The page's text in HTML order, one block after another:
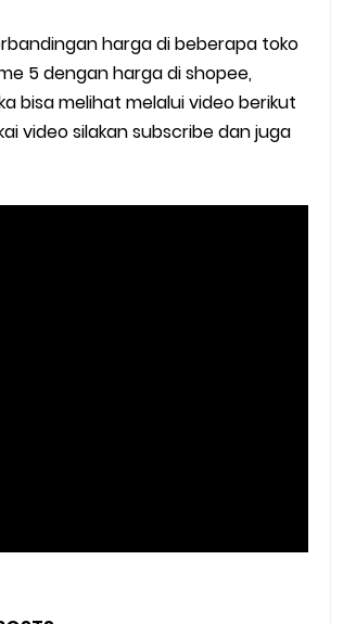
harga di beberapa toko
5 dengan harga di shopee,
bisa melihat melalui video berikut
video silakan subscribe dan juga